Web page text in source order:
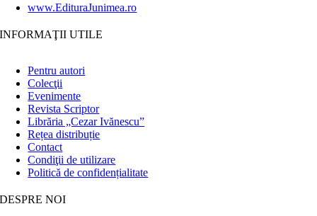
www.EdituraJunimea.ro
INFORMAŢII UTILE
Pentru autori
Colecţii
Evenimente
Revista Scriptor
Librăria „Cezar Ivănescu”
Rețea distribuție
Contact
Condiţii de utilizare
Politică de confidențialitate
DESPRE NOI